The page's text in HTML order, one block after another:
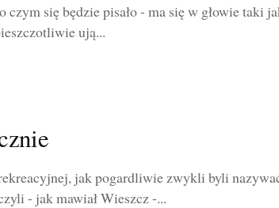
się będzie pisało - ma się w głowie taki
ują...
jak pogardliwie zwykli byli
- jak mawiał Wieszcz -...